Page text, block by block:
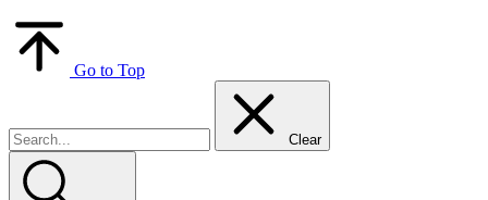
Go to Top
Clear